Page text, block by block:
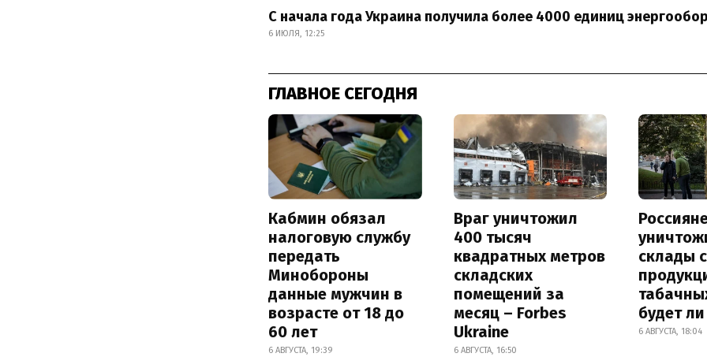
С начала года Украина получила более 4000 единиц
6 ИЮЛЯ, 12:25
ГЛАВНОЕ СЕГОДНЯ
Кабмин обязал
налоговую службу
передать
Минобороны
данные мужчин в
возрасте от 18 до
60 лет
6 АВГУСТА, 19:39
Враг уничтожил
400 тысяч
квадратных метров
складских
помещений за
месяц – Forbes
Ukraine
6 АВГУСТА, 16:50
склады с
будет
6 АВГУСТА, 18:04